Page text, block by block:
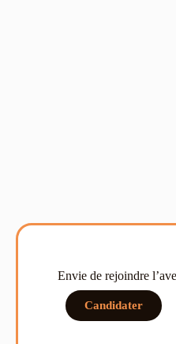
Envie de rejoindre
Candidater